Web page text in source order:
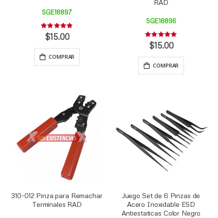
SGE18897
Rating:
0%
$15.00
COMPRAR
RAD
SGE18896
Rating:
0%
$15.00
COMPRAR
310-012 Pinza para Remachar
Terminales RAD
Juego Set de 6 Pinzas de
Acero Inoxidable ESD
Antiestaticas Color Negro